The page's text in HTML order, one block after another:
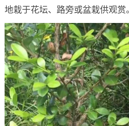
地栽于花坛、路旁或盆栽供观赏